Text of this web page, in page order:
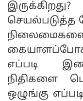
செயல்படுத்த
எப்படி
நிதிகளை
ஒழுங்கு